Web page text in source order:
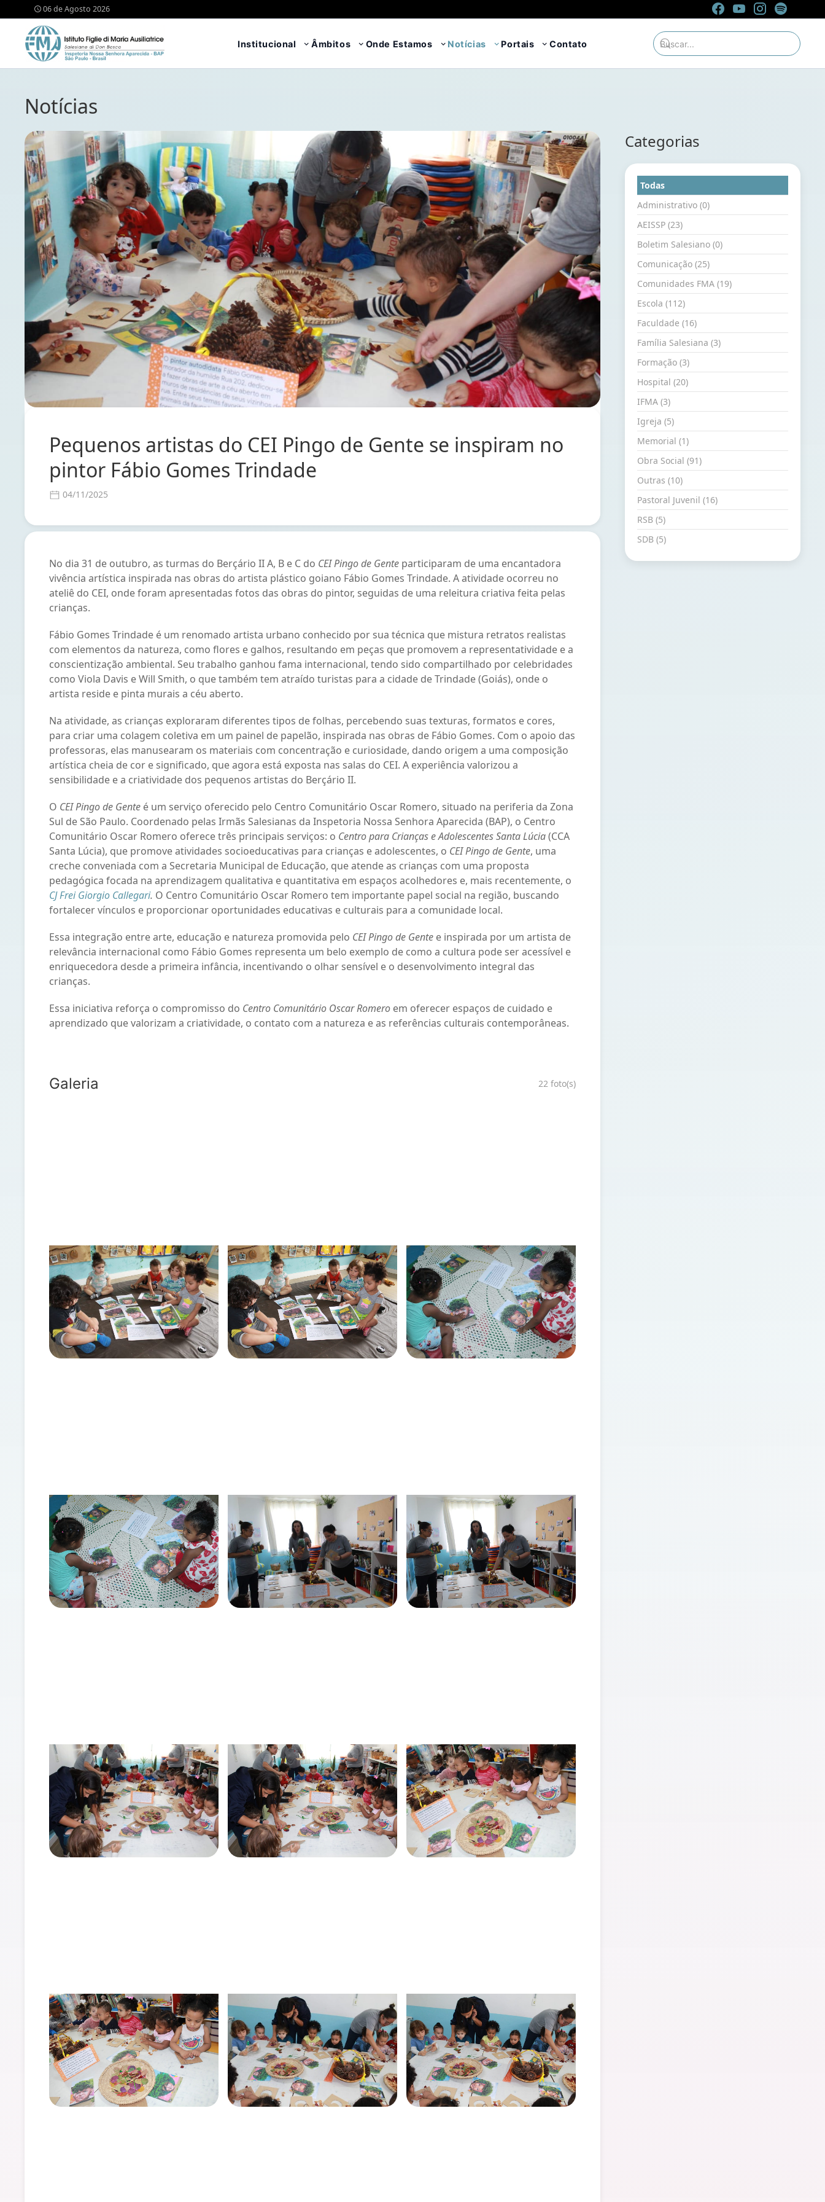
06 de Agosto 2026
Institucional Âmbitos Onde Estamos Notícias Portais Contato
Notícias
Pequenos artistas do CEI Pingo de Gente se inspiram no
pintor Fábio Gomes Trindade
04/11/2025
No dia 31 de outubro, as turmas do Berçário II A, B e C do CEI Pingo de Gente participaram de uma encantadora
vivência artística inspirada nas obras do artista plástico goiano Fábio Gomes Trindade. A atividade ocorreu no
ateliê do CEI, onde foram apresentadas fotos das obras do pintor, seguidas de uma releitura criativa feita pelas
crianças.
Fábio Gomes Trindade é um renomado artista urbano conhecido por sua técnica que mistura retratos realistas
com elementos da natureza, como flores e galhos, resultando em peças que promovem a representatividade e a
conscientização ambiental. Seu trabalho ganhou fama internacional, tendo sido compartilhado por celebridades
como Viola Davis e Will Smith, o que também tem atraído turistas para a cidade de Trindade (Goiás), onde o
artista reside e pinta murais a céu aberto.
Na atividade, as crianças exploraram diferentes tipos de folhas, percebendo suas texturas, formatos e cores,
para criar uma colagem coletiva em um painel de papelão, inspirada nas obras de Fábio Gomes. Com o apoio das
professoras, elas manusearam os materiais com concentração e curiosidade, dando origem a uma composição
artística cheia de cor e significado, que agora está exposta nas salas do CEI. A experiência valorizou a
sensibilidade e a criatividade dos pequenos artistas do Berçário II.
O CEI Pingo de Gente é um serviço oferecido pelo Centro Comunitário Oscar Romero, situado na periferia da Zona
Sul de São Paulo. Coordenado pelas Irmãs Salesianas da Inspetoria Nossa Senhora Aparecida (BAP), o Centro
Comunitário Oscar Romero oferece três principais serviços: o Centro para Crianças e Adolescentes Santa Lúcia(CCA
Santa Lúcia), que promove atividades socioeducativas para crianças e adolescentes, o CEI Pingo de Gente, uma
creche conveniada com a Secretaria Municipal de Educação, que atende as crianças com uma proposta
pedagógica focada na aprendizagem qualitativa e quantitativa em espaços acolhedores e, mais recentemente, o
CJ Frei Giorgio Callegari. O Centro Comunitário Oscar Romero tem importante papel social na região, buscando
fortalecer vínculos e proporcionar oportunidades educativas e culturais para a comunidade local.
Essa integração entre arte, educação e natureza promovida pelo CEI Pingo de Gente e inspirada por um artista de
relevância internacional como Fábio Gomes representa um belo exemplo de como a cultura pode ser acessível e
enriquecedora desde a primeira infância, incentivando o olhar sensível e o desenvolvimento integral das
crianças.
Essa iniciativa reforça o compromisso do Centro Comunitário Oscar Romero em oferecer espaços de cuidado e
aprendizado que valorizam a criatividade, o contato com a natureza e as referências culturais contemporâneas.
Galeria 22 foto(s)
Categorias
Todas
Administrativo (0)
AEISSP (23)
Boletim Salesiano (0)
Comunicação (25)
Comunidades FMA (19)
Escola (112)
Faculdade (16)
Família Salesiana (3)
Formação (3)
Hospital (20)
IFMA (3)
Igreja (5)
Memorial (1)
Obra Social (91)
Outras (10)
Pastoral Juvenil (16)
RSB (5)
SDB (5)